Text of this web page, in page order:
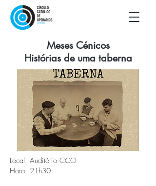
Meses Cénicos
Histórias de uma taberna
Local: Auditório CCO
Hora: 21h30